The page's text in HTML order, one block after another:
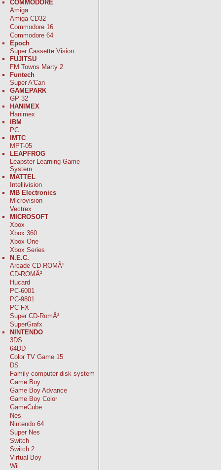
COMMODORE
Amiga
Amiga CD32
Commodore 16
Commodore 64
Epoch
Super Cassette Vision
FUJITSU
FM Towns Marty 2
Funtech
Super A'Can
GAMEPARK
GP 32
HANIMEX
Hanimex
IBM
PC
IMTC
MPT-05
LEAPFROG
Leapster Learning Game
System
MATTEL
Intellivision
MB Electronics
Microvision
Vectrex
MICROSOFT
Xbox
Xbox 360
Xbox One
Xbox Series
N.E.C.
Arcade CD-ROMÂ²
CD-ROMÂ²
Hucard
PC-6001
PC-9801
PC-FX
Super CD-RomÂ²
SuperGrafx
NINTENDO
3DS
64DD
Color TV Game 15
DS
Family computer disk system
Game Boy
Game Boy Advance
Game Boy Color
GameCube
Nes
Nintendo 64
Super Nes
Switch
Switch 2
Virtual Boy
Wii